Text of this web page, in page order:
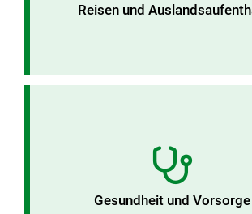
Reisen und
Gesundheit und Vorsorge